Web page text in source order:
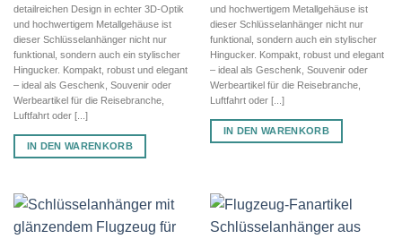
detailreichen Design in echter 3D-Optik
und hochwertigem Metallgehäuse ist
dieser Schlüsselanhänger nicht nur
funktional, sondern auch ein stylischer
Hingucker. Kompakt, robust und elegant
– ideal als Geschenk, Souvenir oder
Werbeartikel für die Reisebranche,
Luftfahrt oder [...]
IN DEN WARENKORB
und hochwertigem Metallgehäuse ist
dieser Schlüsselanhänger nicht nur
funktional, sondern auch ein stylischer
Hingucker. Kompakt, robust und elegant
– ideal als Geschenk, Souvenir oder
Werbeartikel für die Reisebranche,
Luftfahrt oder [...]
IN DEN WARENKORB